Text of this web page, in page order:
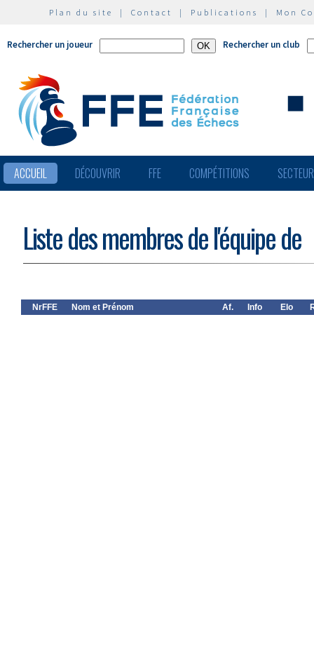
Plan du site | Contact | Publications | Mon
Rechercher un joueur Rechercher un club
ACCUEIL DÉCOUVRIR FFE COMPÉTITIONS
Liste des membres de l'équipe de
NrFFE Nom et Prénom Af. Info Elo